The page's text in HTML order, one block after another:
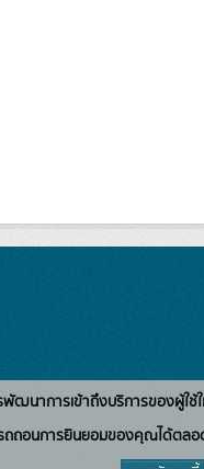
พัฒนาการเข้าถึงบริการของผู้
ถอนการยินยอมของคุณได้ตลอ